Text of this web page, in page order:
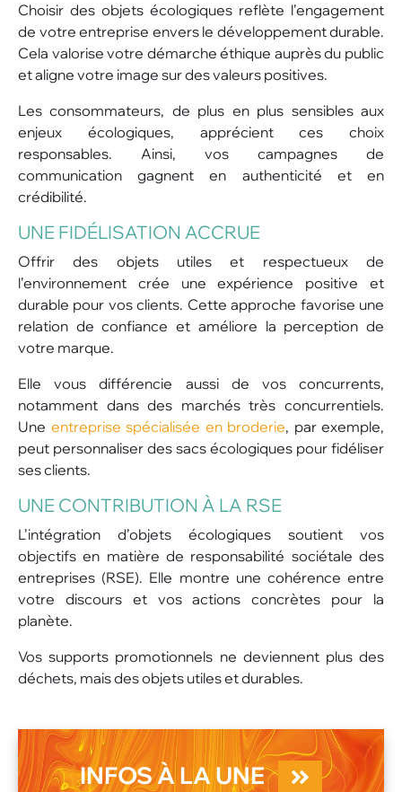
Choisir des objets écologiques reflète l’engagement
de votre entreprise envers le développement durable.
Cela valorise votre démarche éthique auprès du public
et aligne votre image sur des valeurs positives.
Les consommateurs, de plus en plus sensibles aux
enjeux écologiques, apprécient ces choix
responsables. Ainsi, vos campagnes de
communication gagnent en authenticité et en
crédibilité.
UNE FIDÉLISATION ACCRUE
Offrir des objets utiles et respectueux de
l’environnement crée une expérience positive et
durable pour vos clients. Cette approche favorise une
relation de confiance et améliore la perception de
votre marque.
Elle vous différencie aussi de vos concurrents,
notamment dans des marchés très concurrentiels.
Une entreprise spécialisée en broderie, par exemple,
peut personnaliser des sacs écologiques pour fidéliser
ses clients.
UNE CONTRIBUTION À LA RSE
L’intégration d’objets écologiques soutient vos
objectifs en matière de responsabilité sociétale des
entreprises (RSE). Elle montre une cohérence entre
votre discours et vos actions concrètes pour la
planète.
Vos supports promotionnels ne deviennent plus des
déchets, mais des objets utiles et durables.
INFOS À LA UNE